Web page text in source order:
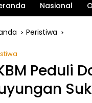
Nasional
Peristiwa
Peduli